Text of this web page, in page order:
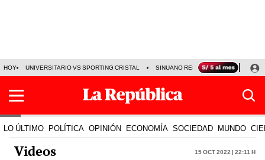
HOY UNIVERSITARIO VS SPORTING CRISTAL SINUANO RESULTADOS HOY
LO ÚLTIMO POLÍTICA OPINIÓN ECONOMÍA SOCIEDAD MUNDO
Videos 15 Oct 2022 | 22:11 h